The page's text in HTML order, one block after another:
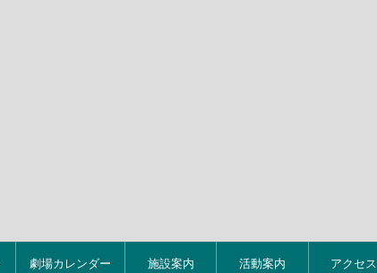
劇場カレンダー 施設案内 活動案内 アクセス